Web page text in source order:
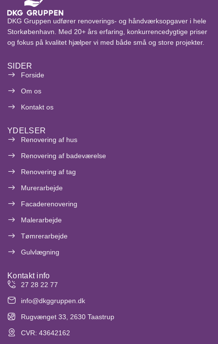
DKG Gruppen udfører renoverings- og håndværksopgaver i hele
Storkøbenhavn. Med 20+ års erfaring, konkurrencedygtige priser
og fokus på kvalitet hjælper vi med både små og store projekter.
SIDER
Forside
Om os
Kontakt os
YDELSER
Renovering af hus
Renovering af badeværelse
Renovering af tag
Murerarbejde
Facaderenovering
Malerarbejde
Tømrerarbejde
Gulvlægning
Kontakt info
27 28 22 77
info@dkggruppen.dk
Rugvænget 33, 2630 Taastrup
CVR: 43642162